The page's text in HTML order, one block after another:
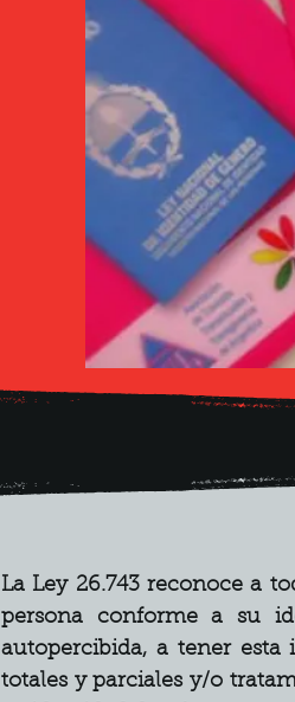
La Ley 26.743 reconoce a
persona conforme a su
autopercibida, a tener
totales y parciales y/o